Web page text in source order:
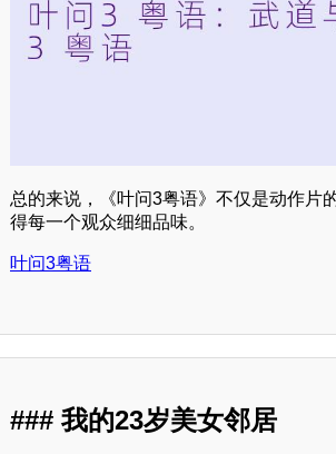
总的来说，《叶问3粤语》不仅是动作片
得每一个观众细细品味。
叶问3粤语
### 我的23岁美女邻居